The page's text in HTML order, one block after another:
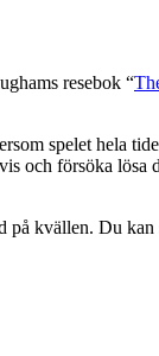
resebok “
spelet hela
och försöka lösa
på kvällen. Du